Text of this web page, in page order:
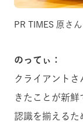
PR TIMES 原さん
のってぃ：
クライアント
きたことが新
認識を揃えるた